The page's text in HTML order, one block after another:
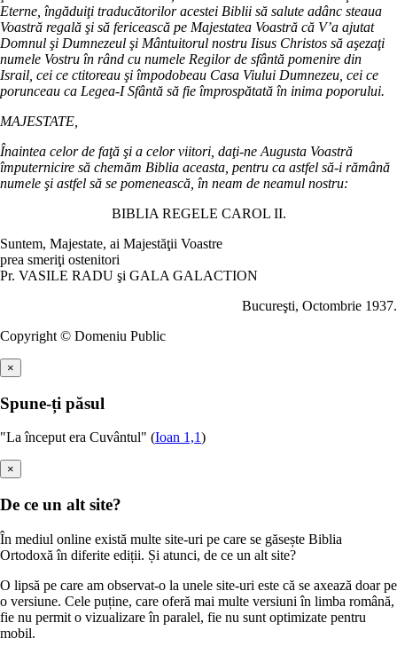
Eterne, îngăduiţi traducătorilor acestei Biblii să salute adânc steaua
Voastră regală şi să fericească pe Majestatea Voastră că V’a ajutat
Domnul şi Dumnezeul şi Mântuitorul nostru Iisus Christos să aşezaţi
numele Vostru în rând cu numele Regilor de sfântă pomenire din
Israil, cei ce ctitoreau şi împodobeau Casa Viului Dumnezeu, cei ce
porunceau ca Legea-I Sfântă să fie împrospătată în inima poporului.
MAJESTATE,
Înaintea celor de faţă şi a celor viitori, daţi-ne Augusta Voastră
împuternicire să chemăm Biblia aceasta, pentru ca astfel să-i rămână
numele şi astfel să se pomenească, în neam de neamul nostru:
BIBLIA REGELE CAROL II.
Suntem, Majestate, ai Majestăţii Voastre
prea smeriţi ostenitori
Pr. VASILE RADU şi GALA GALACTION
Bucureşti, Octombrie 1937.
Copyright © Domeniu Public
×
Spune-ți păsul
"La început era Cuvântul" (Ioan 1,1)
×
De ce un alt site?
În mediul online există multe site-uri pe care se găsește Biblia
Ortodoxă în diferite ediții. Și atunci, de ce un alt site?
O lipsă pe care am observat-o la unele site-uri este că se axează doar pe
o versiune. Cele puține, care oferă mai multe versiuni în limba română,
fie nu permit o vizualizare în paralel, fie nu sunt optimizate pentru
mobil.